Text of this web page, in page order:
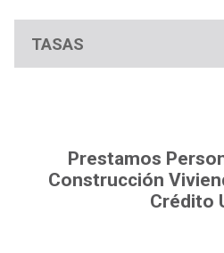
TASAS
Prestamos
Construcción
Crédito